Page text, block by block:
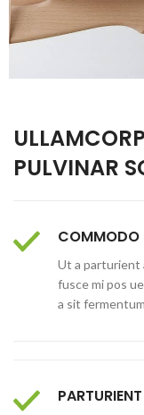
PULVINAR
COMMODO
Ut a parturient
fusce mi pos
a sit